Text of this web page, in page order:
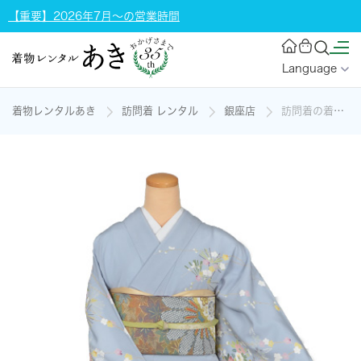
【重要】2026年7月～の営業時間
Language
着物レンタルあき 訪問着 レンタル 銀座店 訪問着の着物レンタル